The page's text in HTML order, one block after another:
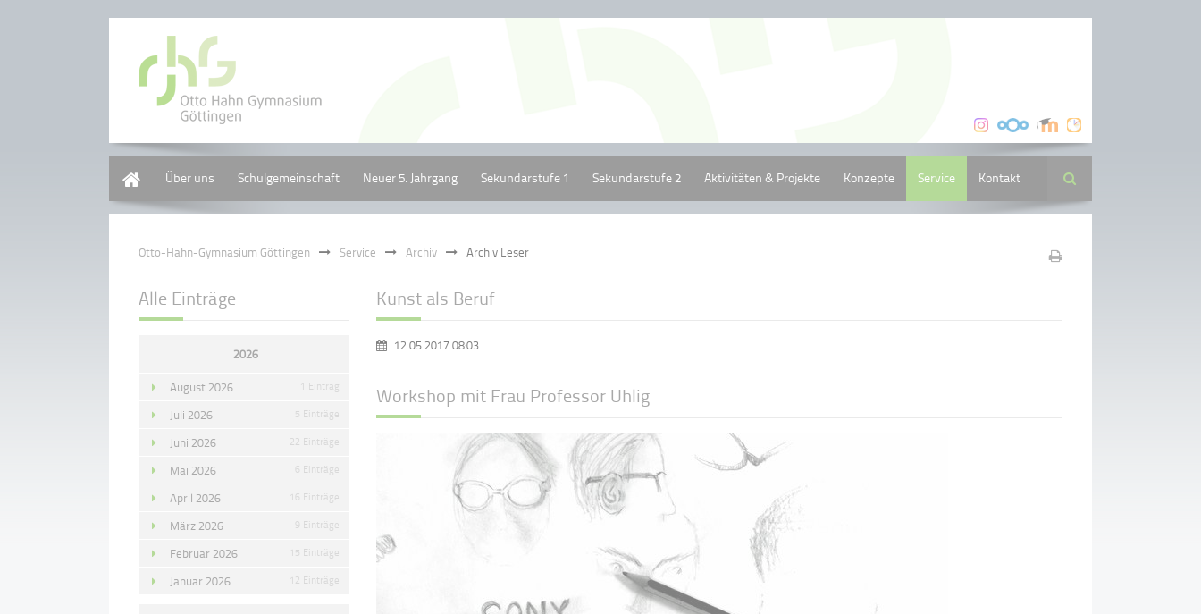
Über uns Schulgemeinschaft Neuer 5. Jahrgang Sekundarstufe 1 Sekundarstufe 2 Aktivitäten & Projekte Konzepte Service Kontakt Suche
Otto-Hahn-Gymnasium Göttingen Service Archiv Archiv Leser
Kunst als Beruf
12.05.2017 08:03
Workshop mit Frau Professor Uhlig
Alle Einträge
2026
August 2026 1 Eintrag
Juli 2026 5 Einträge
Juni 2026 22 Einträge
Mai 2026 6 Einträge
April 2026 16 Einträge
März 2026 9 Einträge
Februar 2026 15 Einträge
Januar 2026 12 Einträge